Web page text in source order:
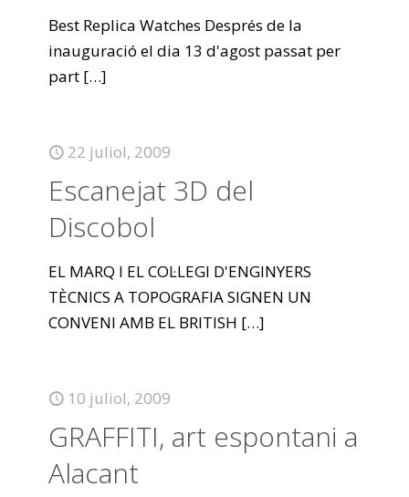
Best Replica Watches Després de la
inauguració el dia 13 d'agost passat per
part […]
22 juliol, 2009
Escanejat 3D del
Discobol
EL MARQ I EL COL·LEGI D'ENGINYERS
TÈCNICS A TOPOGRAFIA SIGNEN UN
CONVENI AMB EL BRITISH […]
10 juliol, 2009
GRAFFITI, art espontani a
Alacant